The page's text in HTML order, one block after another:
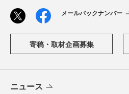
メールバックナンバー
寄稿・取材企画募集
ニュース